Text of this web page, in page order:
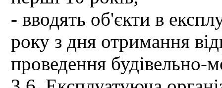
- вводять об'єкти в
року з дня отримання
проведення будівельно-